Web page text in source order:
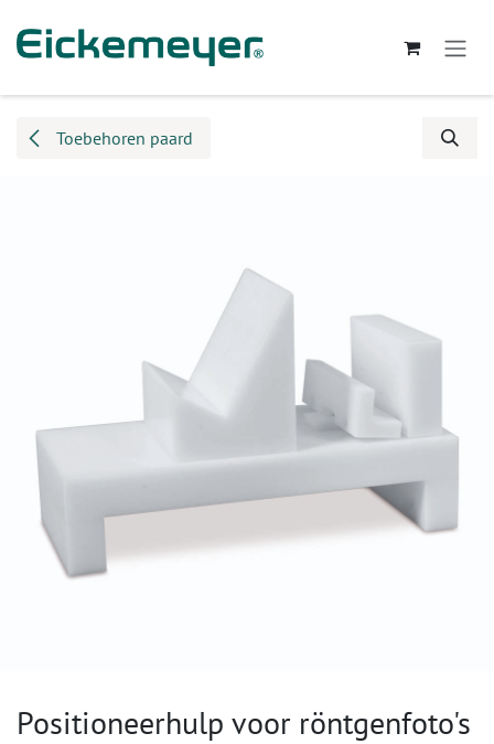
Toebehoren paard
Positioneerhulp voor röntgenfoto's